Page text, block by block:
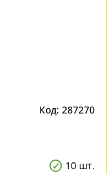
Код: 287270
10 шт.